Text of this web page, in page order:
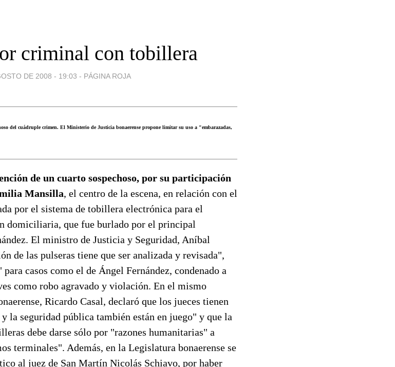
criminal con tobillera
DE 2008 - 19:03 - PÁGINA ROJA
del cuádruple crimen. El Ministerio de Justicia bonaerense propone limitar su uso a "embarazadas,
de un cuarto sospechoso, por su participación
Mansilla, el centro de la escena, en relación con el
por el sistema de tobillera electrónica para el
domiciliaria, que fue burlado por el principal
El ministro de Justicia y Seguridad, Aníbal
de las pulseras tiene que ser analizada y revisada",
casos como el de Ángel Fernández, condenado a
como robo agravado y violación. En el mismo
Ricardo Casal, declaró que los jueces tienen
la seguridad pública también están en juego" y que la
debe darse sólo por "razones humanitarias" a
terminales". Además, en la Legislatura bonaerense se
al juez de San Martín Nicolás Schiavo, por haber